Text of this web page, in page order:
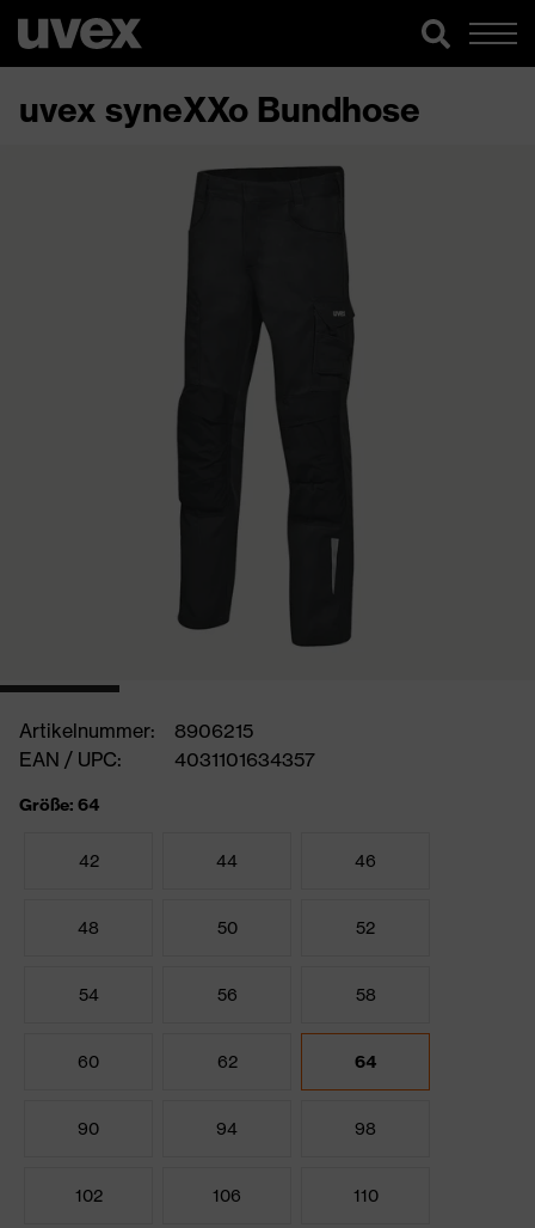
uvex syneXXo Bundhose
Artikelnummer:
8906215
EAN / UPC:
4031101634357
Größe: 64
42 44 46
48 50 52
54 56 58
60 62 64
90 94 98
102 106 110